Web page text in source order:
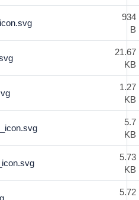
934
B
21.67
KB
1.27
KB
5.7
KB
5.73
KB
5.72